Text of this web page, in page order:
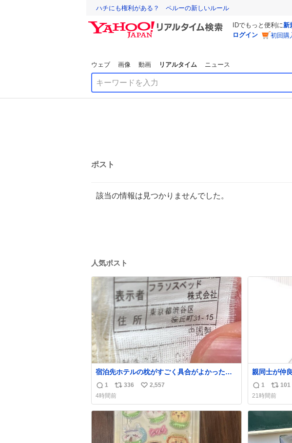
ハチにも権利がある？ ペルーの新しいルール
IDでもっと便利に新
ログイン
初回購
ウェブ 画像 動画 リアルタイム ニュース
ポスト
該当の情報は見つかりませんでした。
人気ポスト
宿泊先ホテルの枕がすごく具合がよかったの
でどこのメーカーだろうとタグを見たら フラ
ソスベッド という聞いたことのない会社で困
ってる。該当の渋谷区の住所にもそんな会社
ないっぽいし。Googleで尋ねてもフランスベ
ッドっていうパチモンみたいな名前の会社の
ことしか教えてくれないし詰んでる
返
信
数
1
リ
ポ
ス
336
い
ね
2,557
4時間前
親同士が仲
たお隣の家
あるからと
が無いから
たことも無
言われ恐る
景が待って
返
信
数
1
リ
ポ
ス
数
101
21時間前